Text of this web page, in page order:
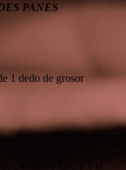
PANES
1 dedo de grosor
con masa madre y el